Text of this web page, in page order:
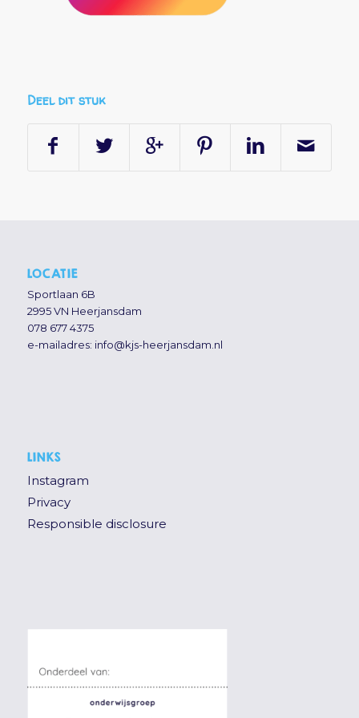
Deel dit stuk
LOCATIE
Sportlaan 6B
2995 VN Heerjansdam
078 677 4375
e-mailadres: info@kjs-heerjansdam.nl
LINKS
Instagram
Privacy
Responsible disclosure